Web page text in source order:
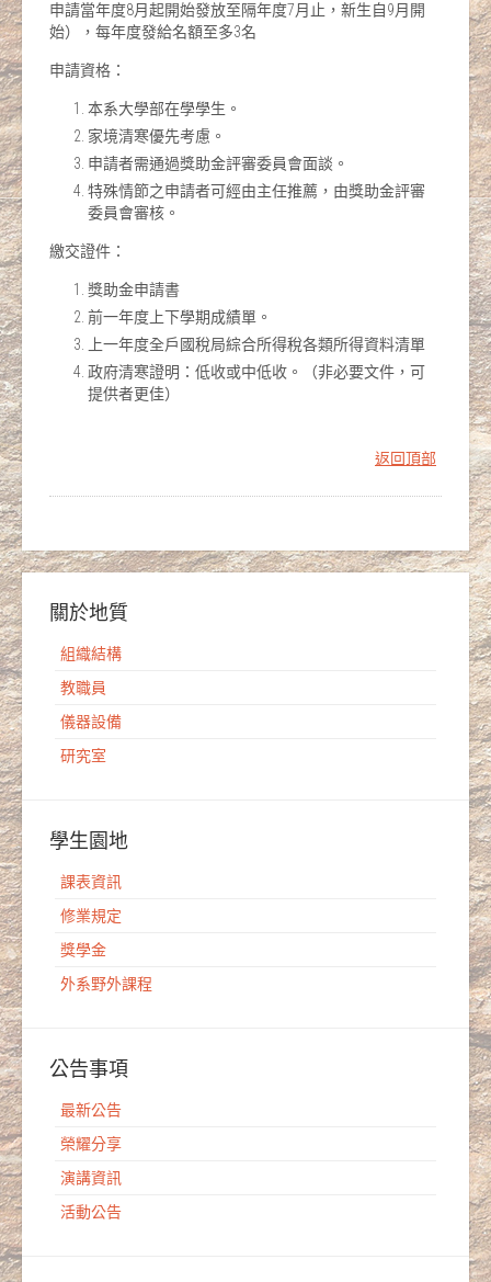
申請當年度8月起開始發放至隔年度7月止，新生自9月開
始），每年度發給名額至多3名
申請資格：
本系大學部在學學生。
家境清寒優先考慮。
申請者需通過獎助金評審委員會面談。
特殊情節之申請者可經由主任推薦，由獎助金評審
委員會審核。
繳交證件：
獎助金申請書
前一年度上下學期成績單。
上一年度全戶國稅局綜合所得稅各類所得資料清單
政府清寒證明：低收或中低收。（非必要文件，可
提供者更佳）
返回頂部
關於地質
組織結構
教職員
儀器設備
研究室
學生園地
課表資訊
修業規定
獎學金
外系野外課程
公告事項
最新公告
榮耀分享
演講資訊
活動公告